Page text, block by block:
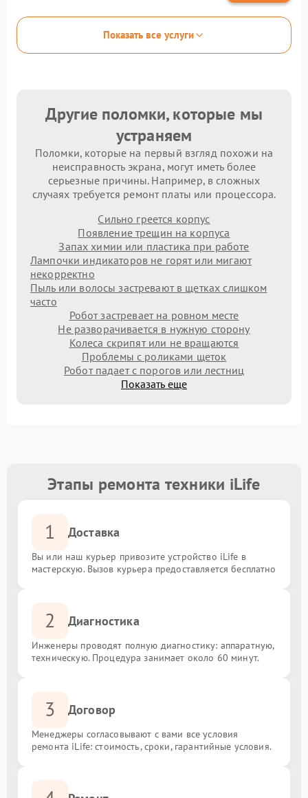
Показать все услуги
Другие поломки, которые мы
устраняем
Поломки, которые на первый взгляд похожи на
неисправность экрана, могут иметь более
серьезные причины. Например, в сложных
случаях требуется ремонт платы или процессора.
Сильно греется корпус
Появление трещин на корпуса
Запах химии или пластика при работе
Лампочки индикаторов не горят или мигают
некорректно
Пыль или волосы застревают в щетках слишком
часто
Робот застревает на ровном месте
Не разворачивается в нужную сторону
Колеса скрипят или не вращаются
Проблемы с роликами щеток
Робот падает с порогов или лестниц
Показать еще
Этапы ремонта техники iLife
1 Доставка
Вы или наш курьер привозите устройство iLife в
мастерскую. Вызов курьера предоставляется бесплатно
2 Диагностика
Инженеры проводят полную диагностику: аппаратную,
техническую. Процедура занимает около 60 минут.
3 Договор
Менеджеры согласовывают с вами все условия
ремонта iLife: стоимость, сроки, гарантийные условия.